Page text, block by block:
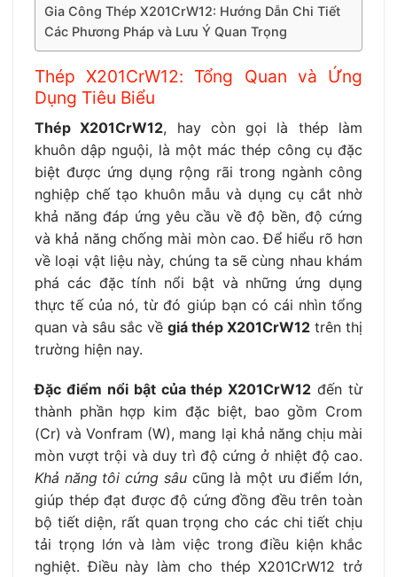
Gia Công Thép X201CrW12: Hướng Dẫn Chi Tiết
Các Phương Pháp và Lưu Ý Quan Trọng
Thép X201CrW12: Tổng Quan và Ứng
Dụng Tiêu Biểu
Thép X201CrW12, hay còn gọi là thép làm
khuôn dập nguội, là một mác thép công cụ đặc
biệt được ứng dụng rộng rãi trong ngành công
nghiệp chế tạo khuôn mẫu và dụng cụ cắt nhờ
khả năng đáp ứng yêu cầu về độ bền, độ cứng
và khả năng chống mài mòn cao. Để hiểu rõ hơn
về loại vật liệu này, chúng ta sẽ cùng nhau khám
phá các đặc tính nổi bật và những ứng dụng
thực tế của nó, từ đó giúp bạn có cái nhìn tổng
quan và sâu sắc về giá thép X201CrW12 trên thị
trường hiện nay.
Đặc điểm nổi bật của thép X201CrW12 đến từ
thành phần hợp kim đặc biệt, bao gồm Crom
(Cr) và Vonfram (W), mang lại khả năng chịu mài
mòn vượt trội và duy trì độ cứng ở nhiệt độ cao.
Khả năng tôi cứng sâucũng là một ưu điểm lớn,
giúp thép đạt được độ cứng đồng đều trên toàn
bộ tiết diện, rất quan trọng cho các chi tiết chịu
tải trọng lớn và làm việc trong điều kiện khắc
nghiệt. Điều này làm cho thép X201CrW12 trở